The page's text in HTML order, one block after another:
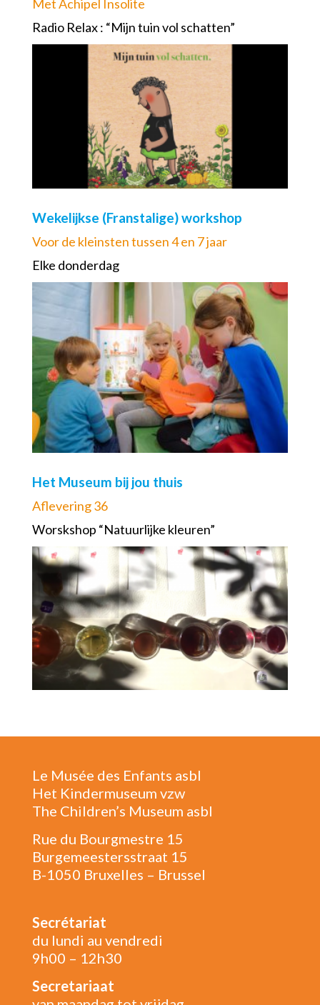
Met Achipel Insolite
Radio Relax : “Mijn tuin vol schatten”
Wekelijkse (Franstalige) workshop
Voor de kleinsten tussen 4 en 7 jaar
Elke donderdag
Het Museum bij jou thuis
Aflevering 36
Worskshop “Natuurlijke kleuren”
Le Musée des Enfants asbl
Het Kindermuseum vzw
The Children’s Museum asbl
Rue du Bourgmestre 15
Burgemeestersstraat 15
B-1050 Bruxelles – Brussel
Secrétariat
du lundi au vendredi
9h00 – 12h30
Secretariaat